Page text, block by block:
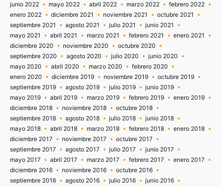
junio 2022
mayo 2022 abril 2022 marzo 2022
febrero 2022
enero 2022
diciembre 2021 noviembre 2021
octubre 2021
septiembre 2021
agosto 2021 julio 2021
junio 2021
mayo 2021
abril 2021 marzo 2021 febrero 2021
enero 2021
diciembre 2020
noviembre 2020
octubre 2020
septiembre 2020
agosto 2020 julio 2020
junio 2020
mayo 2020
abril 2020 marzo 2020
febrero 2020
enero 2020
diciembre 2019 noviembre 2019
octubre 2019
septiembre 2019
agosto 2019 julio 2019
junio 2019
mayo 2019
abril 2019 marzo 2019 febrero 2019
enero 2019
diciembre 2018
noviembre 2018
octubre 2018
septiembre 2018
agosto 2018 julio 2018
junio 2018
mayo 2018
abril 2018 marzo 2018 febrero 2018
enero 2018
diciembre 2017
noviembre 2017
octubre 2017
septiembre 2017
agosto 2017 julio 2017
junio 2017
mayo 2017
abril 2017 marzo 2017 febrero 2017
enero 2017
diciembre 2016
noviembre 2016
octubre 2016
septiembre 2016
agosto 2016 julio 2016 junio 2016